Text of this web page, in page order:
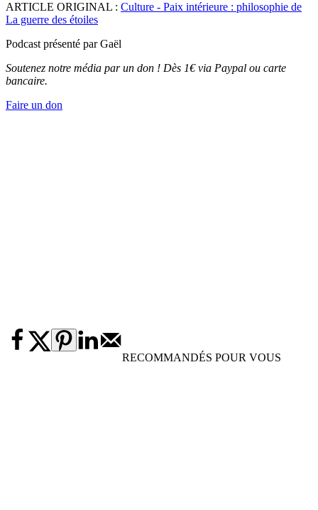
ARTICLE ORIGINAL : Culture - Paix intérieure : philosophie de
La guerre des étoiles
Podcast présenté par Gaël
Soutenez notre média par un don ! Dès 1€ via Paypal ou carte
bancaire.
Faire un don
RECOMMANDÉS POUR VOUS